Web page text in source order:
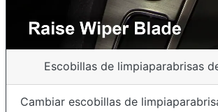
Escobillas de limpiaparabrisas
Cambiar escobillas de